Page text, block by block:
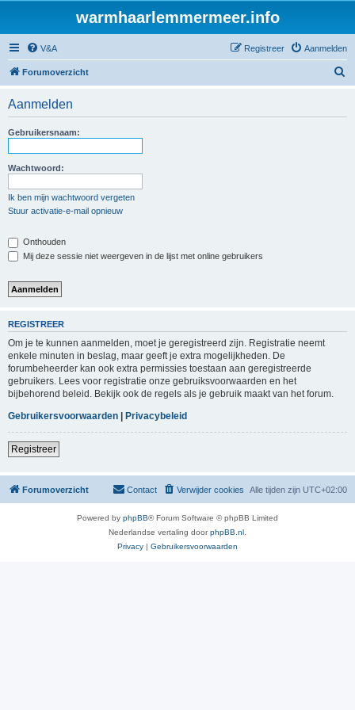
warmhaarlemmermeer.info
V&A Aanmelden
Registreer
Forumoverzicht
Aanmelden
Gebruikersnaam:
Wachtwoord:
Ik ben mijn wachtwoord vergeten
Stuur activatie-e-mail opnieuw
Onthouden
Mij deze sessie niet weergeven in de lijst met online gebruikers
REGISTREER
Om je te kunnen aanmelden, moet je geregistreerd zijn. Registratie neemt
enkele minuten in beslag, maar geeft je extra mogelijkheden. De
forumbeheerder kan ook extra permissies toestaan aan geregistreerde
gebruikers. Lees voor registratie onze gebruiksvoorwaarden en het
bijbehorend beleid. Bekijk ook de regels als je gebruik maakt van het forum.
Gebruikersvoorwaarden | Privacybeleid
Registreer
Forumoverzicht Alle tijden zijn UTC+02:00
Verwijder cookies
Contact
Powered by phpBB® Forum Software © phpBB Limited
Nederlandse vertaling doorphpBB.nl
Privacy | Gebruikersvoorwaarden